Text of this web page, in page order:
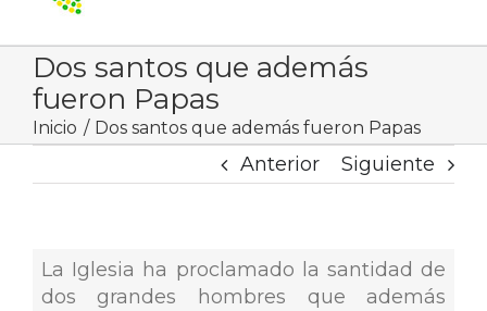
Dos santos que además
fueron Papas
Inicio Dos santos que además fueron Papas
Anterior Siguiente
La Iglesia ha proclamado la santidad de
dos grandes hombres que además